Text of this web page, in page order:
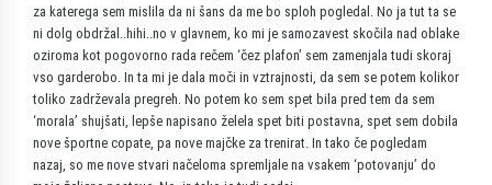
za katerega sem mislila da ni šans da me bo sploh pogledal. No ja tut ta se
ni dolg obdržal..hihi..no v glavnem, ko mi je samozavest skočila nad oblake
oziroma kot pogovorno rada rečem ‘čez plafon’ sem zamenjala tudi skoraj
vso garderobo. In ta mi je dala moči in vztrajnosti, da sem se potem kolikor
toliko zadrževala pregreh. No potem ko sem spet bila pred tem da sem
‘morala’ shujšati, lepše napisano želela spet biti postavna, spet sem dobila
nove športne copate, pa nove majčke za trenirat. In tako če pogledam
nazaj, so me nove stvari načeloma spremljale na vsakem ‘potovanju’ do